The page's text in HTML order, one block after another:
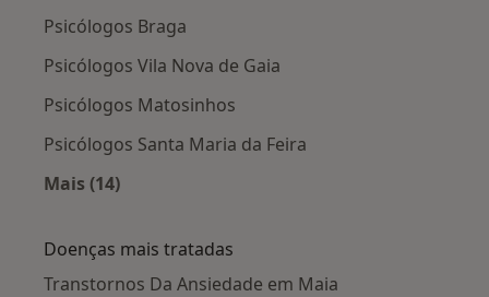
Psicólogos Braga
Psicólogos Vila Nova de Gaia
Psicólogos Matosinhos
Psicólogos Santa Maria da Feira
Mais (14)
Doenças mais tratadas
Transtornos Da Ansiedade em Maia